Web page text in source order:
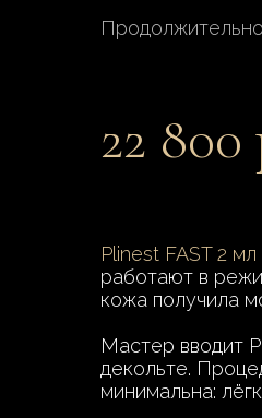
22 800
Plinest FAST 2 мл
работают в
кожа получила
Мастер вводит
декольте.
минимальна: